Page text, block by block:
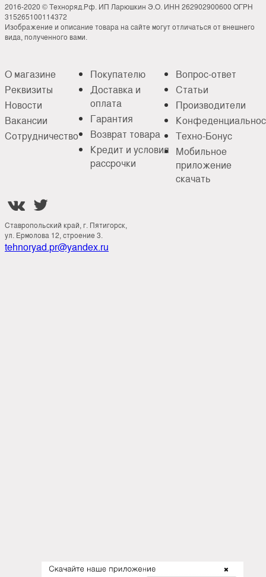
2016-2020 © Техноряд.Рф. ИП Ларюшкин Э.О. ИНН 262902900600 ОГРН
315265100114372
Изображение и описание товара на сайте могут отличаться от внешнего
вида, полученного вами.
О магазине
Реквизиты
Новости
Вакансии
Сотрудничество
Покупателю
Доставка и
оплата
Гарантия
Возврат товара
Кредит и условия
рассрочки
Вопрос-ответ
Статьи
Производители
Техно-Бонус
Мобильное
приложение
скачать
 
Ставропольский край, г. Пятигорск,
ул. Ермолова 12, строение 3.
tehnoryad.pr@yandex.ru